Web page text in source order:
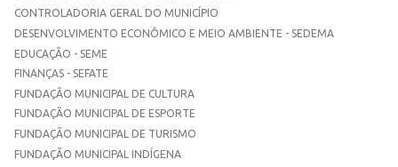
CONTROLADORIA GERAL DO MUNICÍPIO
DESENVOLVIMENTO ECONÔMICO E MEIO AMBIENTE - SEDEMA
EDUCAÇÃO - SEME
FINANÇAS - SEFATE
FUNDAÇÃO MUNICIPAL DE CULTURA
FUNDAÇÃO MUNICIPAL DE ESPORTE
FUNDAÇÃO MUNICIPAL DE TURISMO
FUNDAÇÃO MUNICIPAL INDÍGENA